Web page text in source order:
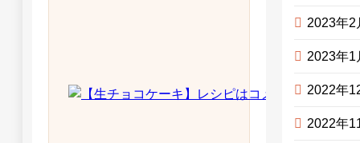
2023年2
2023年1
2022年
2022年